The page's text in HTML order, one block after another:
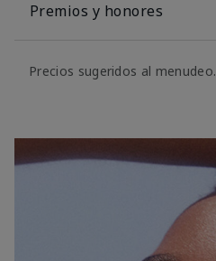
Premios y honores
Precios sugeridos al menudeo.